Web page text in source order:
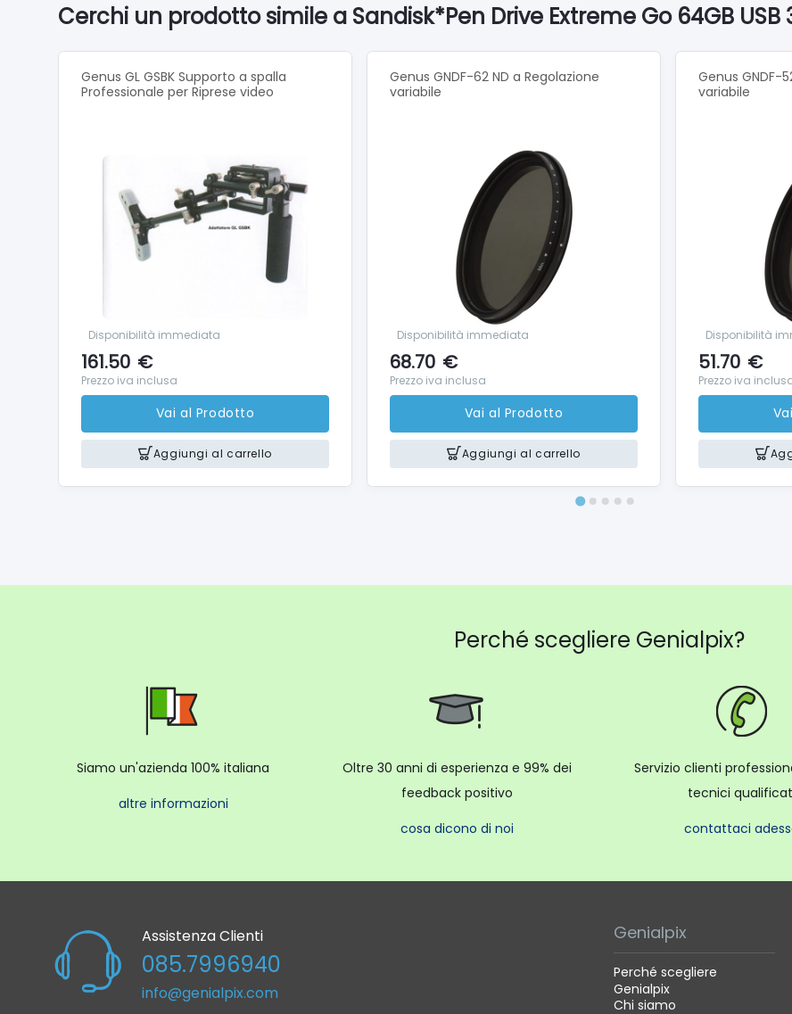
Cerchi un prodotto simile a Sandisk*Pen Drive Extreme Go 64GB USB
Genus GL GSBK Supporto a spalla
Professionale per Riprese video
Disponibilità immediata
161.50 €
Prezzo iva inclusa
Vai al Prodotto
Aggiungi al carrello
Genus GNDF-62 ND a Regolazione
variabile
Disponibilità immediata
68.70 €
Prezzo iva inclusa
Vai al Prodotto
Aggiungi al carrello
Genus GNDF-
variabile
Disponibilità
51.70 €
Prezzo iva
Perché scegliere Genialpix?
Siamo un'azienda 100% italiana
altre informazioni
Oltre 30 anni di esperienza e 99% dei
feedback positivo
cosa dicono di noi
Servizio clienti
tecnici
contattaci
Assistenza Clienti
085.7996940
info@genialpix.com
Genialpix
Perché scegliere
Genialpix
Chi siamo